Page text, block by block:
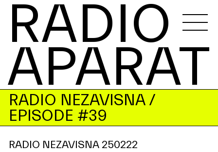
RADIO
APARAT
RADIO NEZAVISNA/
EPISODE #39
RADIO NEZAVISNA 250222